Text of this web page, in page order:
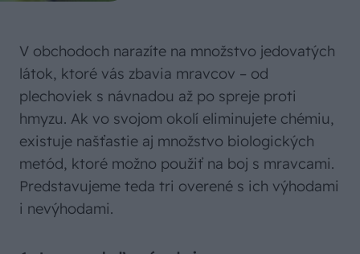
V obchodoch narazíte na množstvo jedovatých
látok, ktoré vás zbavia mravcov – od
plechoviek s návnadou až po spreje proti
hmyzu. Ak vo svojom okolí eliminujete chémiu,
existuje našťastie aj množstvo biologických
metód, ktoré možno použiť na boj s mravcami.
Predstavujeme teda tri overené s ich výhodami
i nevýhodami.